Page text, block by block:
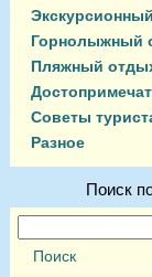
Горнолыжный
Пляжный
Советы
Разное
Поиск